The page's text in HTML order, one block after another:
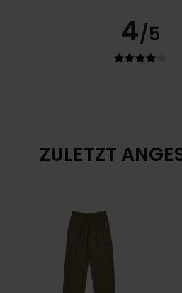
4/5
ZULETZT